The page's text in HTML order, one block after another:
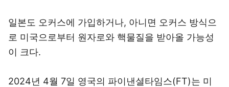
일본도 오커스에 가입하거나, 아니면 오커스 방식으
로 미국으로부터 원자로와 핵물질을 받아올 가능성
이 크다.
2024년 4월 7일 영국의 파이낸셜타임스(FT)는 미